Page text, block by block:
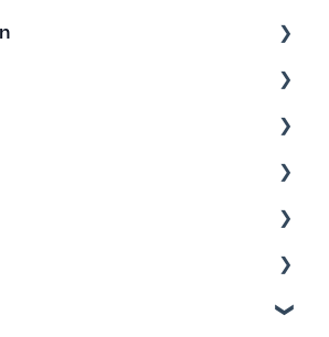
Archivierung
Überträge & Auszahlungen
& Abwesenheiten
verstehen